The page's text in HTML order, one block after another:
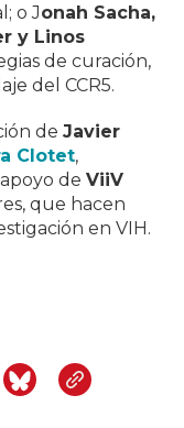
o Jonah Sacha,
y Linos
de curación,
del CCR5.
deJavier
Clotet,
deViiV
que hacen
en VIH.